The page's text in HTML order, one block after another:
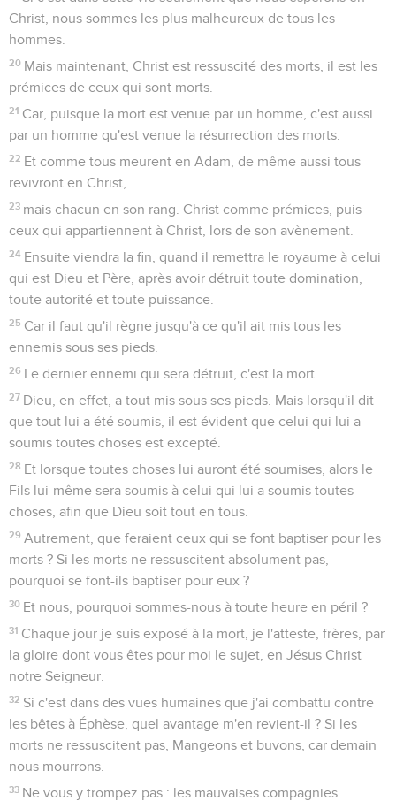
Christ, nous sommes les plus malheureux de tous les
hommes.
20 Mais maintenant, Christ est ressuscité des morts, il est les
prémices de ceux qui sont morts.
21 Car, puisque la mort est venue par un homme, c'est aussi
par un homme qu'est venue la résurrection des morts.
22 Et comme tous meurent en Adam, de même aussi tous
revivront en Christ,
23 mais chacun en son rang. Christ comme prémices, puis
ceux qui appartiennent à Christ, lors de son avènement.
24 Ensuite viendra la fin, quand il remettra le royaume à celui
qui est Dieu et Père, après avoir détruit toute domination,
toute autorité et toute puissance.
25 Car il faut qu'il règne jusqu'à ce qu'il ait mis tous les
ennemis sous ses pieds.
26 Le dernier ennemi qui sera détruit, c'est la mort.
27 Dieu, en effet, a tout mis sous ses pieds. Mais lorsqu'il dit
que tout lui a été soumis, il est évident que celui qui lui a
soumis toutes choses est excepté.
28 Et lorsque toutes choses lui auront été soumises, alors le
Fils lui-même sera soumis à celui qui lui a soumis toutes
choses, afin que Dieu soit tout en tous.
29 Autrement, que feraient ceux qui se font baptiser pour les
morts ? Si les morts ne ressuscitent absolument pas,
pourquoi se font-ils baptiser pour eux ?
30 Et nous, pourquoi sommes-nous à toute heure en péril ?
31 Chaque jour je suis exposé à la mort, je l'atteste, frères, par
la gloire dont vous êtes pour moi le sujet, en Jésus Christ
notre Seigneur.
32 Si c'est dans des vues humaines que j'ai combattu contre
les bêtes à Éphèse, quel avantage m'en revient-il ? Si les
morts ne ressuscitent pas, Mangeons et buvons, car demain
nous mourrons.
33 Ne vous y trompez pas : les mauvaises compagnies